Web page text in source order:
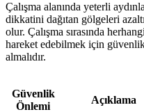
Çalışma alanında yeterli
dikkatini dağıtan gölgeleri
olur. Çalışma sırasında
hareket edebilmek için
almalıdır.
Güvenlik
Önlemi
Açıklama